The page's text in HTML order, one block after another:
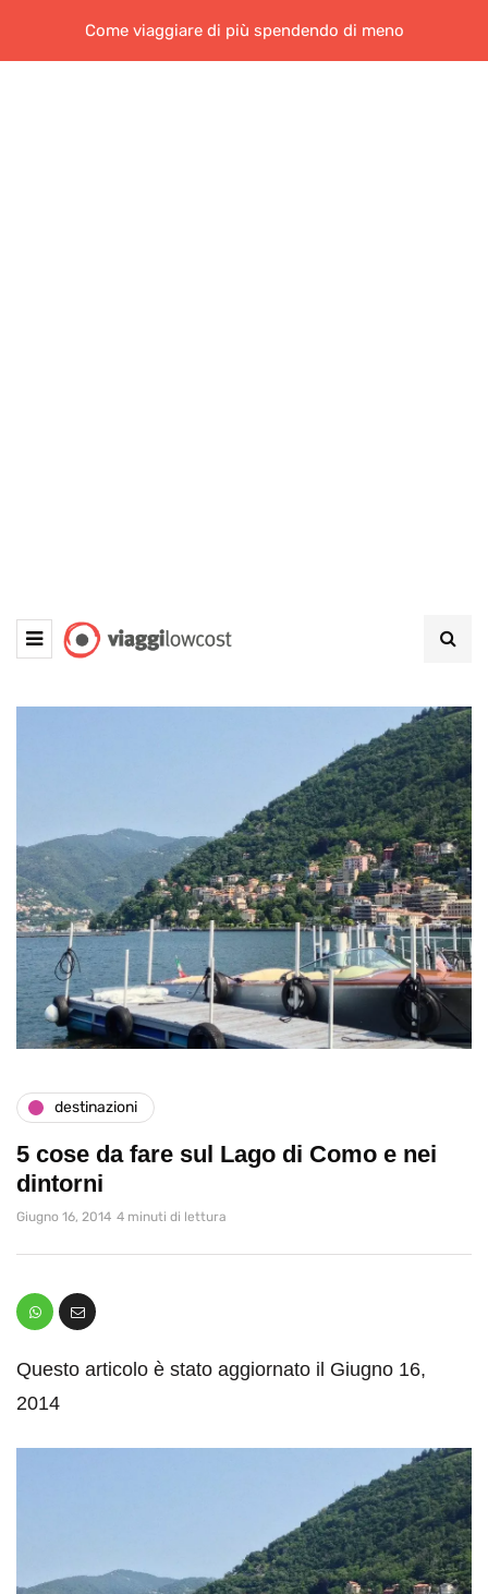
Come viaggiare di più spendendo di meno
destinazioni
5 cose da fare sul Lago di Como e nei
dintorni
Giugno 16, 2014 4 minuti di lettura
Questo articolo è stato aggiornato il Giugno 16,
2014